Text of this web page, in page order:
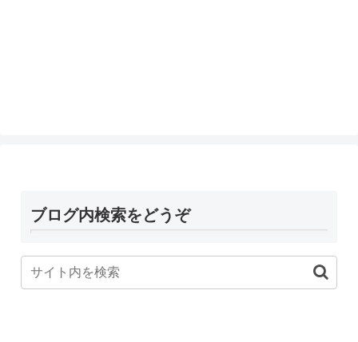
ブログ内検索をどうぞ